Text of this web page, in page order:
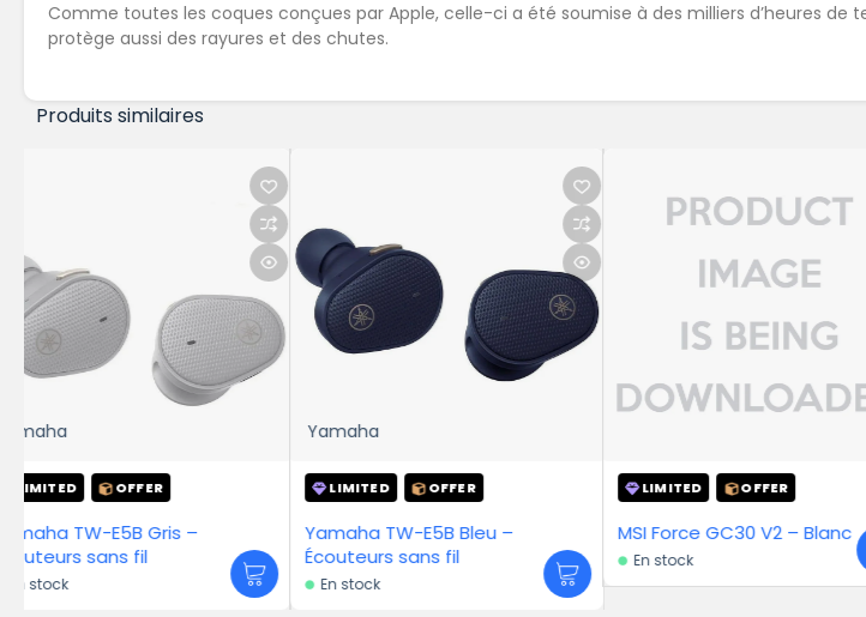
Comme toutes les coques conçues par Apple, celle-ci a été soumise à des milliers d’heures
protège aussi des rayures et des chutes.
Produits similaires
LIMITED
Yamaha TW-E5B Bleu –
Écouteurs sans fil
LIMITED
MSI Force GC30 V2 – Blanc
En stock
LIMITED
Yamaha TW-E5B
Écouteurs sans fil
En stock